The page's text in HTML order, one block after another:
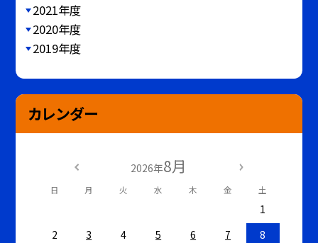
2021年度
2020年度
2019年度
カレンダー
2026年8月
日 月 火 水 木 金 土
1
2
3 4 5 6 7
8